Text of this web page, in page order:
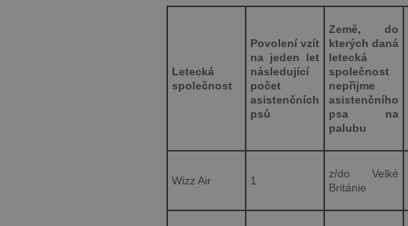
Letecká
společnost
Povolení vzít
na jeden let
následující
počet
asistenčních
psů
Země, do
kterých daná
letecká
společnost
nepřijme
asistenčního
psa na
palubu
Wizz Air 1
z/do Velké
Británie